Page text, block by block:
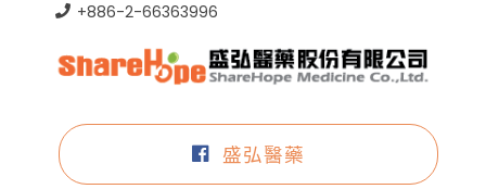
+886-2-66363996
盛弘醫藥